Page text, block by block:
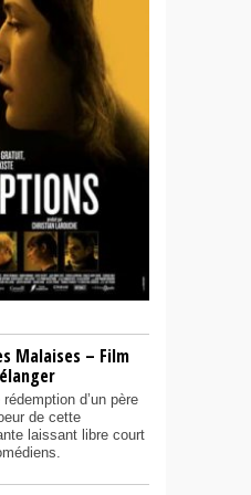
Malaises – Film
d’un père
de cette
laissant libre court